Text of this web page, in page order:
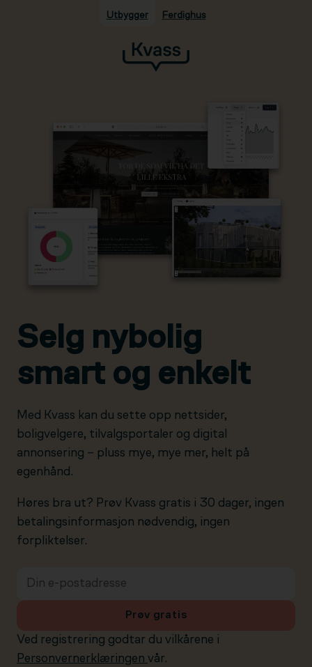
Hopp til hovedinnhold
Utbygger Ferdighus
Selg nybolig
smart og enkelt
Med Kvass kan du sette opp nettsider,
boligvelgere, tilvalgsportaler og digital
annonsering – pluss mye, mye mer, helt på
egenhånd.
Høres bra ut? Prøv Kvass gratis i 30 dager, ingen
betalingsinformasjon nødvendig, ingen
forpliktelser.
Ved registrering godtar du vilkårene i
Personvernerklæringen vår.
Prøv gratis